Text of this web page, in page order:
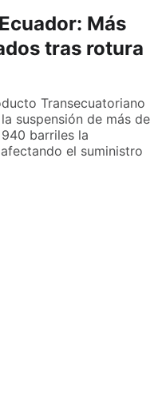
Más
tras rotura
Transecuatoriano
suspensión de más de
barriles la
el suministro